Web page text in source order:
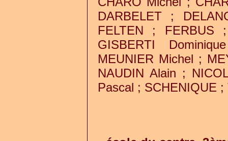
DARBELET ;
FELTEN ; FERBUS
GISBERTI
MEUNIER Michel ;
NAUDIN Alain ;
Pascal ; SCHENIQUE ;